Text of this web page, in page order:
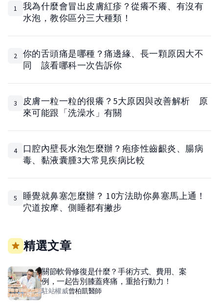
1
我為什麼會冒出皮膚紅疹？從癢不癢、有沒有
水泡，教你區分三大種類！
2
你的舌頭痛是哪種？痛邊緣、長一顆原因大不
同 該看哪科一次告訴你
3
皮膚一粒一粒的很癢？5大原因與改善解析 原
來可能跟「洗澡水」有關
4
口腔內壁長水泡怎麼辦？疱疹性齒齦炎、腸病
毒、黏液囊腫3大常見疾病比較
5
睡覺就鼻塞怎麼辦？ 10方法助你鼻塞馬上通！
穴道按摩、側睡都有撇步
精選文章
關節軟骨修復是什麼？手術方式、費用、案
例，一起告別膝蓋疼痛，重拾行動力！
駐站權威曾柏凱醫師